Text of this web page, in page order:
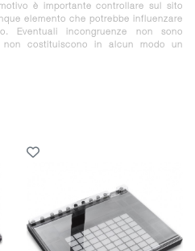
è importante controllare sul sito
elemento che potrebbe influenzare
Eventuali incongruenze non sono
costituiscono in alcun modo un